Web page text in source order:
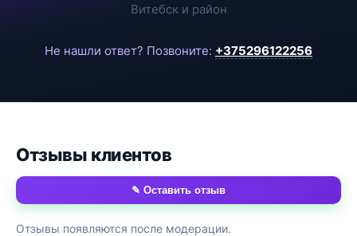
Витебск и район
Не нашли ответ? Позвоните: +375296122256
Отзывы клиентов
✎ Оставить отзыв
Отзывы появляются после модерации.